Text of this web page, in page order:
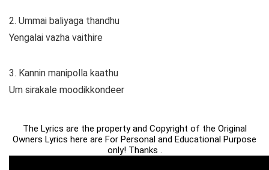
2. Ummai baliyaga thandhu
Yengalai vazha vaithire
3. Kannin manipolla kaathu
Um sirakale moodikkondeer
The Lyrics are the property and Copyright of the Original
Owners Lyrics here are For Personal and Educational Purpose
only! Thanks .